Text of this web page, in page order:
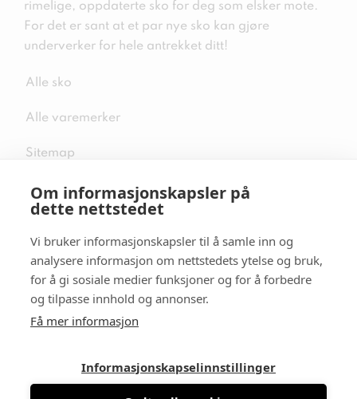
Om informasjonskapsler på
dette nettstedet
Vi bruker informasjonskapsler til å samle inn og
analysere informasjon om nettstedets ytelse og bruk,
for å gi sosiale medier funksjoner og for å forbedre
og tilpasse innhold og annonser.
Få mer informasjon
Informasjonskapselinnstillinger
rimelige, oppdaterte sko for deg som elsker mote.
For det er sant at et par nye sko kan gjøre
underverker for hele antrekket ditt!
Alle sko
Alle varemerker
Sitemap
Følg oss i sosiale medier